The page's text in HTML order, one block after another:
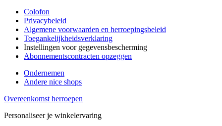
Colofon
Privacybeleid
Algemene voorwaarden en herroepingsbeleid
Toegankelijkheidsverklaring
Instellingen voor gegevensbescherming
Abonnementscontracten opzeggen
Ondernemen
Andere nice shops
Overeenkomst herroepen
Personaliseer je winkelervaring